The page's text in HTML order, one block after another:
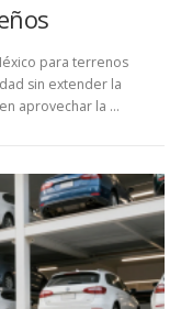
para terrenos
sin extender la
aprovechar la …